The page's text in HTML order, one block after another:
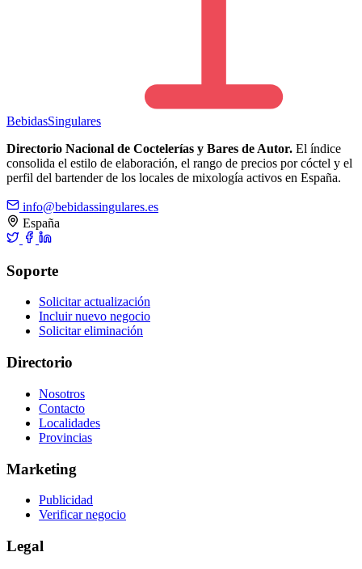
BebidasSingulares
Directorio Nacional de Coctelerías y Bares de Autor. El índice
consolida el estilo de elaboración, el rango de precios por cóctel y el
perfil del bartender de los locales de mixología activos en España.
info@bebidassingulares.es
España
Soporte
Solicitar actualización
Incluir nuevo negocio
Solicitar eliminación
Directorio
Nosotros
Contacto
Localidades
Provincias
Marketing
Publicidad
Verificar negocio
Legal